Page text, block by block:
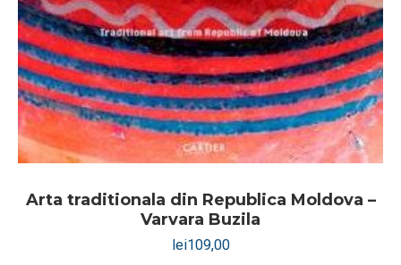
Arta traditionala din Republica Moldova –
Varvara Buzila
lei109,00